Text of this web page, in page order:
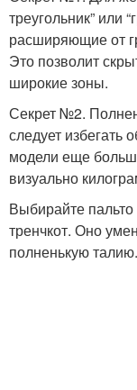
треугольник” или
расширяющие от
Это позволит
широкие зоны.
Секрет №2.
следует избегать
модели еще
визуально
Выбирайте
тренчкот. Оно
полненькую талию.